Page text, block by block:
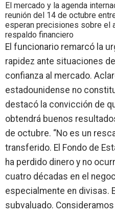
El mercado y la agenda
reunión del 14 de octubre
esperan precisiones sobre el
respaldo financiero
El funcionario remarcó la
rapidez ante situaciones
confianza al mercado.
estadounidense no
destacó la convicción de
obtendrá buenos
de octubre. “No es un
transferido. El Fondo de
ha perdido dinero y no
cuatro décadas en el
especialmente en divisas.
subvaluado.